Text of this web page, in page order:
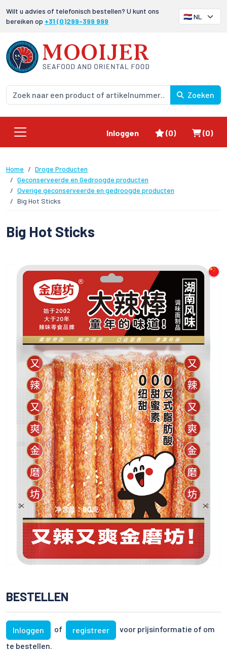
Wilt u advies of telefonisch bestellen? U kunt ons
bereiken op +31 (0)299-399 999
Zoeken
Inloggen Favorieten
(0) (0)
Home
Droge Producten
Geconserveerde en Gedroogde producten
Overige geconserveerde en gedroogde producten
Big Hot Sticks
Big Hot Sticks
BESTELLEN
Inloggen of registreer
voor prijsinformatie of om
te bestellen.